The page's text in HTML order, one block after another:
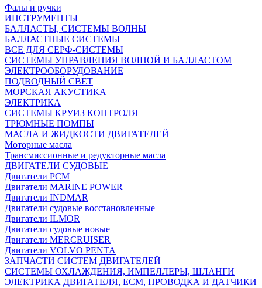
Фалы и ручки
ИНСТРУМЕНТЫ
БАЛЛАСТЫ, СИСТЕМЫ ВОЛНЫ
БАЛЛАСТНЫЕ СИСТЕМЫ
ВСЕ ДЛЯ СЕРФ-СИСТЕМЫ
СИСТЕМЫ УПРАВЛЕНИЯ ВОЛНОЙ И БАЛЛАСТОМ
ЭЛЕКТРООБОРУДОВАНИЕ
ПОДВОДНЫЙ СВЕТ
МОРСКАЯ АКУСТИКА
ЭЛЕКТРИКА
СИСТЕМЫ КРУИЗ КОНТРОЛЯ
ТРЮМНЫЕ ПОМПЫ
МАСЛА И ЖИДКОСТИ ДВИГАТЕЛЕЙ
Моторные масла
Трансмиссионные и редукторные масла
ДВИГАТЕЛИ СУДОВЫЕ
Двигатели PCM
Двигатели MARINE POWER
Двигатели INDMAR
Двигатели судовые восстановленные
Двигатели ILMOR
Двигатели судовые новые
Двигатели MERCRUISER
Двигатели VOLVO PENTA
ЗАПЧАСТИ СИСТЕМ ДВИГАТЕЛЕЙ
СИСТЕМЫ ОХЛАЖДЕНИЯ, ИМПЕЛЛЕРЫ, ШЛАНГИ
ЭЛЕКТРИКА ДВИГАТЕЛЯ, ECM, ПРОВОДКА И ДАТЧИКИ